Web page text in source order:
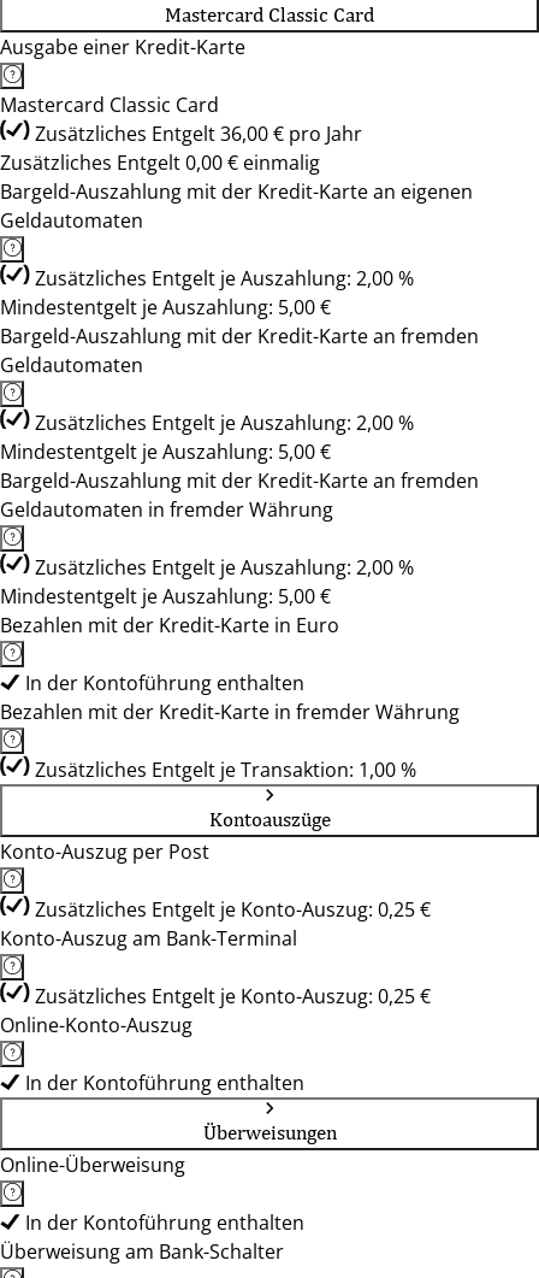
Mastercard Classic Card
Ausgabe einer Kredit-Karte
Mastercard Classic Card
Zusätzliches Entgelt 36,00 € pro Jahr
Zusätzliches Entgelt 0,00 € einmalig
Bargeld-Auszahlung mit der Kredit-Karte an eigenen
Geldautomaten
Zusätzliches Entgelt je Auszahlung: 2,00 %
Mindestentgelt je Auszahlung: 5,00 €
Bargeld-Auszahlung mit der Kredit-Karte an fremden
Geldautomaten
Zusätzliches Entgelt je Auszahlung: 2,00 %
Mindestentgelt je Auszahlung: 5,00 €
Bargeld-Auszahlung mit der Kredit-Karte an fremden
Geldautomaten in fremder Währung
Zusätzliches Entgelt je Auszahlung: 2,00 %
Mindestentgelt je Auszahlung: 5,00 €
Bezahlen mit der Kredit-Karte in Euro
In der Kontoführung enthalten
Bezahlen mit der Kredit-Karte in fremder Währung
Zusätzliches Entgelt je Transaktion: 1,00 %
Kontoauszüge
Konto-Auszug per Post
Zusätzliches Entgelt je Konto-Auszug: 0,25 €
Konto-Auszug am Bank-Terminal
Zusätzliches Entgelt je Konto-Auszug: 0,25 €
Online-Konto-Auszug
In der Kontoführung enthalten
Überweisungen
Online-Überweisung
In der Kontoführung enthalten
Überweisung am Bank-Schalter